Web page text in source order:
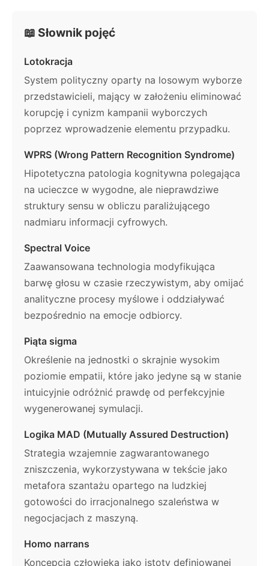
📖 Słownik pojęć
Lotokracja
System polityczny oparty na losowym wyborze
przedstawicieli, mający w założeniu eliminować
korupcję i cynizm kampanii wyborczych
poprzez wprowadzenie elementu przypadku.
WPRS (Wrong Pattern Recognition Syndrome)
Hipotetyczna patologia kognitywna polegająca
na ucieczce w wygodne, ale nieprawdziwe
struktury sensu w obliczu paraliżującego
nadmiaru informacji cyfrowych.
Spectral Voice
Zaawansowana technologia modyfikująca
barwę głosu w czasie rzeczywistym, aby omijać
analityczne procesy myślowe i oddziaływać
bezpośrednio na emocje odbiorcy.
Piąta sigma
Określenie na jednostki o skrajnie wysokim
poziomie empatii, które jako jedyne są w stanie
intuicyjnie odróżnić prawdę od perfekcyjnie
wygenerowanej symulacji.
Logika MAD (Mutually Assured Destruction)
Strategia wzajemnie zagwarantowanego
zniszczenia, wykorzystywana w tekście jako
metafora szantażu opartego na ludzkiej
gotowości do irracjonalnego szaleństwa w
negocjacjach z maszyną.
Homo narrans
Koncepcja człowieka jako istoty definiowanej